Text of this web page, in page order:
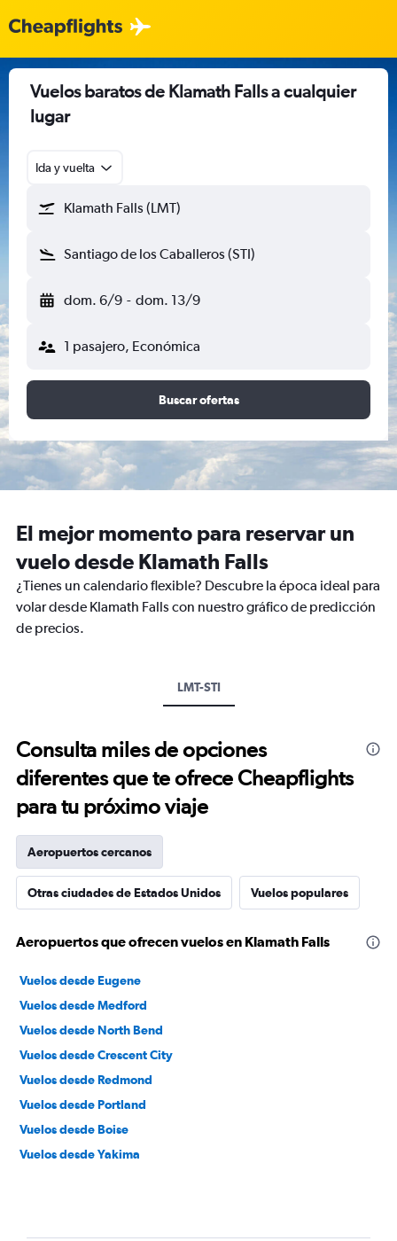
Vuelos baratos de Klamath Falls a cualquier
lugar
Ida y vuelta
Klamath Falls (LMT)
Santiago de los Caballeros (STI)
dom. 6/9 - dom. 13/9
1 pasajero, Económica
Buscar ofertas
El mejor momento para reservar un
vuelo desde Klamath Falls
¿Tienes un calendario flexible? Descubre la época ideal para
volar desde Klamath Falls con nuestro gráfico de predicción
de precios.
LMT-STI
Consulta miles de opciones
diferentes que te ofrece Cheapflights
para tu próximo viaje
Aeropuertos cercanos
Otras ciudades de Estados Unidos Vuelos populares
Aeropuertos que ofrecen vuelos en Klamath Falls
Vuelos desde Eugene
Vuelos desde Medford
Vuelos desde North Bend
Vuelos desde Crescent City
Vuelos desde Redmond
Vuelos desde Portland
Vuelos desde Boise
Vuelos desde Yakima